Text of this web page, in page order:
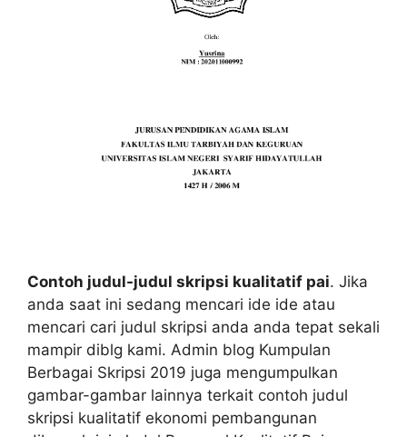
Contoh judul-judul skripsi kualitatif pai. Jika
anda saat ini sedang mencari ide ide atau
mencari cari judul skripsi anda anda tepat sekali
mampir diblg kami. Admin blog Kumpulan
Berbagai Skripsi 2019 juga mengumpulkan
gambar-gambar lainnya terkait contoh judul
skripsi kualitatif ekonomi pembangunan